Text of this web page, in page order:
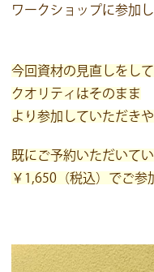
ワークショップに参加
今回資材の見直しをして
クオリティはそのまま
より参加していただき
既にご予約いただいて
￥1,650（税込）でご参